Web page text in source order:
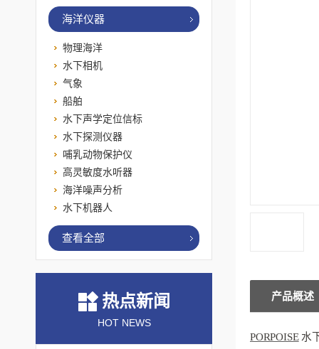
产品概述
PORPOISE 水
海洋仪器
物理海洋
水下相机
气象
船舶
水下声学定位信标
水下探测仪器
哺乳动物保护仪
高灵敏度水听器
海洋噪声分析
水下机器人
查看全部
热点新闻
HOT NEWS